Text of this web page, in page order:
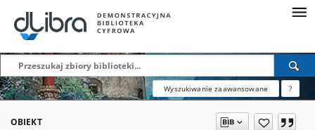
Wyszukiwanie zaawansowane ?
OBIEKT